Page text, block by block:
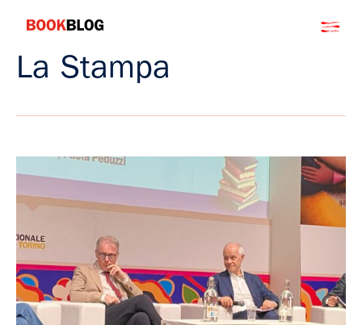
contenuto
Bookblog
La Stampa